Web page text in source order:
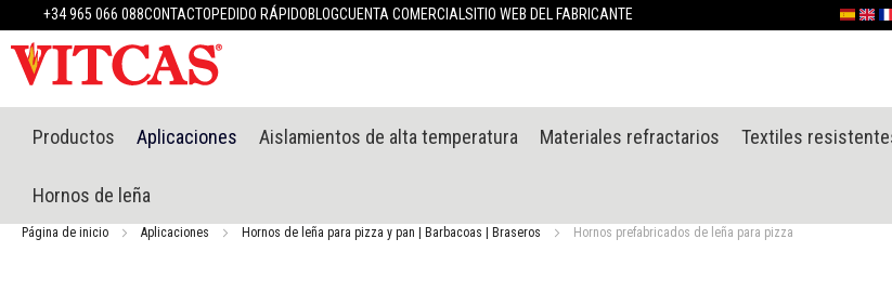
+34 965 066 088CONTACTOPEDIDO RÁPIDOBLOGCUENTA COMERCIALSITIO WEB DEL FABRICANTE
al
Español
Productos
Materiales
refractarios
Masillas
Sistema
resistente
calor
Productos Aplicaciones Aislamientos de alta temperatura Materiales refractarios Textiles
Hornos de leña
Página de inicio Aplicaciones Hornos de leña para pizza y pan | Barbacoas | Braseros Hornos prefabricados de leña para pizza